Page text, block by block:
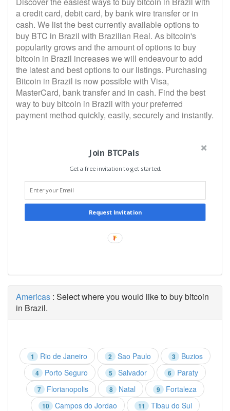
a credit card, debit card, by bank wire transfer or in
cash. We list the best currently available options to
buy BTC in Brazil with Brazilian Real. As bitcoin's
popularity grows and the amount of options to buy
bitcoin in Brazil increases we will endeavour to add
the latest and best options to our listings. Purchasing
Bitcoin in Brazil is now possible with Visa,
MasterCard, bank transfer and in cash. Find the best
way to buy bitcoin in Brazil with your preferred
payment method quickly, easily, securely and instantly.
Join BTCPals
Get a free invitation to get started.
Request Invitation
Americas : Select where you would like to buy bitcoin
in Brazil.
1 Rio de Janeiro 2 Sao Paulo 3 Buzios
4 Porto Seguro 5 Salvador 6 Paraty
7 Florianopolis 8 Natal 9 Fortaleza
10 Campos do Jordao 11 Tibau do Sul